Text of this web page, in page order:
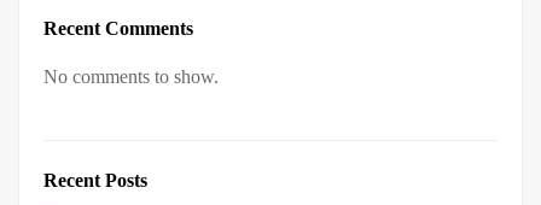
Recent Comments
No comments to show.
Recent Posts